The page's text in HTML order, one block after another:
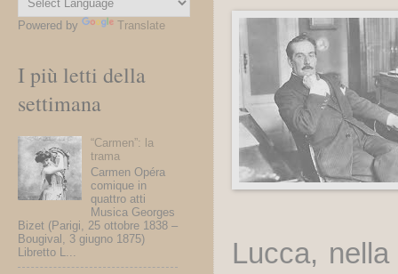
Lucca,
Powered by Translate
I più letti della
settimana
“Carmen”: la
trama
Carmen Opéra
comique in
quattro atti
Musica Georges
Bizet (Parigi, 25 ottobre 1838 –
Bougival, 3 giugno 1875)
Libretto L...